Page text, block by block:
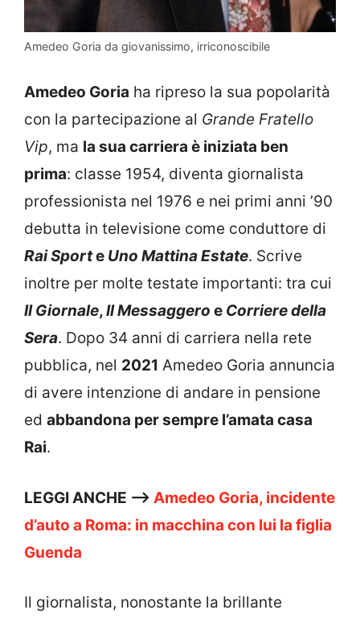
Amedeo Goria da giovanissimo, irriconoscibile
Amedeo Goria ha ripreso la sua popolarità
con la partecipazione al Grande Fratello
Vip, ma la sua carriera è iniziata ben
prima: classe 1954, diventa giornalista
professionista nel 1976 e nei primi anni ’90
debutta in televisione come conduttore di
Rai Sporte Uno Mattina Estate. Scrive
inoltre per molte testate importanti: tra cui
Il Giornale,Il Messaggero e Corriere della
Sera. Dopo 34 anni di carriera nella rete
pubblica, nel 2021 Amedeo Goria annuncia
di avere intenzione di andare in pensione
ed abbandona per sempre l’amata casa
Rai.
LEGGI ANCHE —> Amedeo Goria, incidente
d’auto a Roma: in macchina con lui la figlia
Guenda
Il giornalista, nonostante la brillante